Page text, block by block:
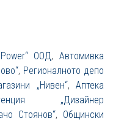
ООД,Автомивка
, Регионалното депо
„Нивен“,Аптека
„Дизайнер
Стоянов“, Общински